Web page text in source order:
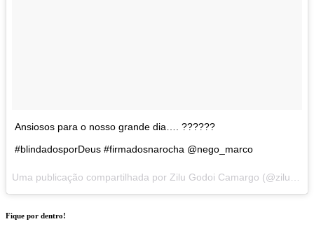
Ansiosos para o nosso grande dia…. ??????
#blindadosporDeus #firmadosnarocha @nego_marco
Fique por dentro!